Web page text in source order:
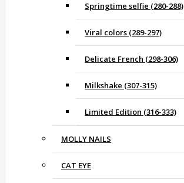
Springtime selfie (280-288)
Viral colors (289-297)
Delicate French (298-306)
Milkshake (307-315)
Limited Edition (316-333)
MOLLY NAILS
CAT EYE